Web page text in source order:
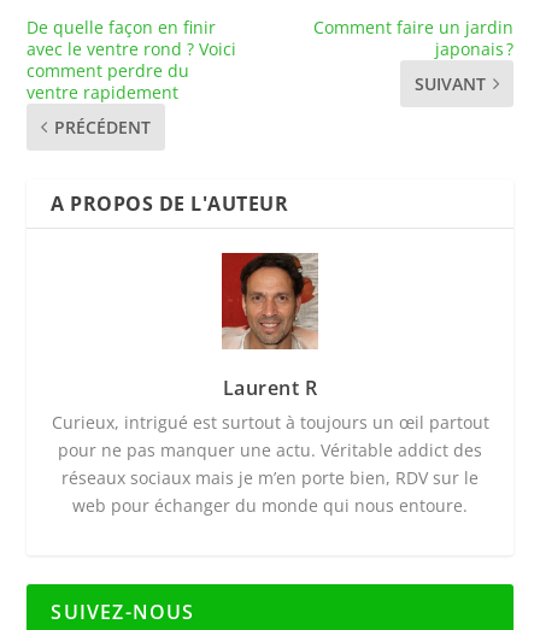
De quelle façon en finir
avec le ventre rond ? Voici
comment perdre du
ventre rapidement
PRÉCÉDENT
Comment faire un jardin
japonais ?
SUIVANT
A PROPOS DE L'AUTEUR
Laurent R
Curieux, intrigué est surtout à toujours un œil partout
pour ne pas manquer une actu. Véritable addict des
réseaux sociaux mais je m’en porte bien, RDV sur le
web pour échanger du monde qui nous entoure.
SUIVEZ-NOUS